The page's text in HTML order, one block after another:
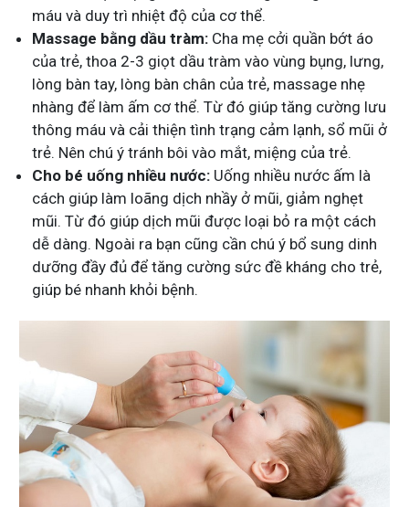
máu và duy trì nhiệt độ của cơ thể.
Massage bằng dầu tràm: Cha mẹ cởi quần bớt áo
của trẻ, thoa 2-3 giọt dầu tràm vào vùng bụng, lưng,
lòng bàn tay, lòng bàn chân của trẻ, massage nhẹ
nhàng để làm ấm cơ thể. Từ đó giúp tăng cường lưu
thông máu và cải thiện tình trạng cảm lạnh, sổ mũi ở
trẻ. Nên chú ý tránh bôi vào mắt, miệng của trẻ.
Cho bé uống nhiều nước: Uống nhiều nước ấm là
cách giúp làm loãng dịch nhầy ở mũi, giảm nghẹt
mũi. Từ đó giúp dịch mũi được loại bỏ ra một cách
dễ dàng. Ngoài ra bạn cũng cần chú ý bổ sung dinh
dưỡng đầy đủ để tăng cường sức đề kháng cho trẻ,
giúp bé nhanh khỏi bệnh.